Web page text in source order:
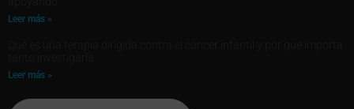
Leer más »
Leer más »